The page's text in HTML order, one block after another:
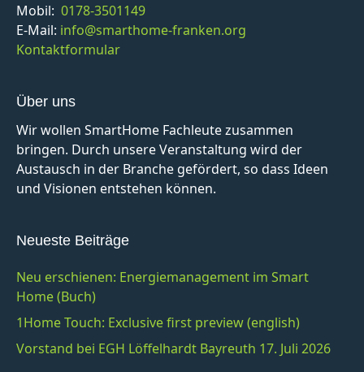
Mobil: 0178-3501149
E-Mail: info@smarthome-franken.org
Kontaktformular
Über uns
Wir wollen SmartHome Fachleute zusammen
bringen. Durch unsere Veranstaltung wird der
Austausch in der Branche gefördert, so dass Ideen
und Visionen entstehen können.
Neueste Beiträge
Neu erschienen: Energiemanagement im Smart
Home (Buch)
1Home Touch: Exclusive first preview (english)
Vorstand bei EGH Löffelhardt Bayreuth 17. Juli 2026